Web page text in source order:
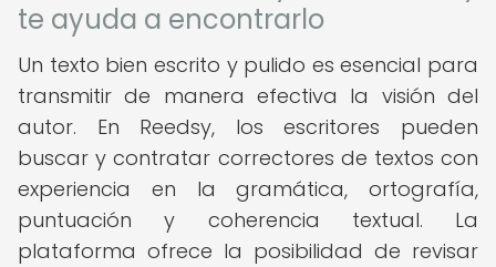
te ayuda a encontrarlo
Un texto bien escrito y pulido es esencial para
transmitir de manera efectiva la visión del
autor. En Reedsy, los escritores pueden
buscar y contratar correctores de textos con
experiencia en la gramática, ortografía,
puntuación y coherencia textual. La
plataforma ofrece la posibilidad de revisar